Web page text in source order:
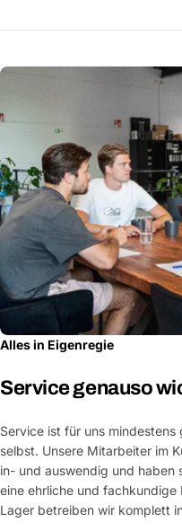
Alles in Eigenregie
Service genauso
Service ist für uns
selbst. Unsere Mitarbeiter im
in- und auswendig und haben
eine ehrliche und
Lager betreiben wir komplett